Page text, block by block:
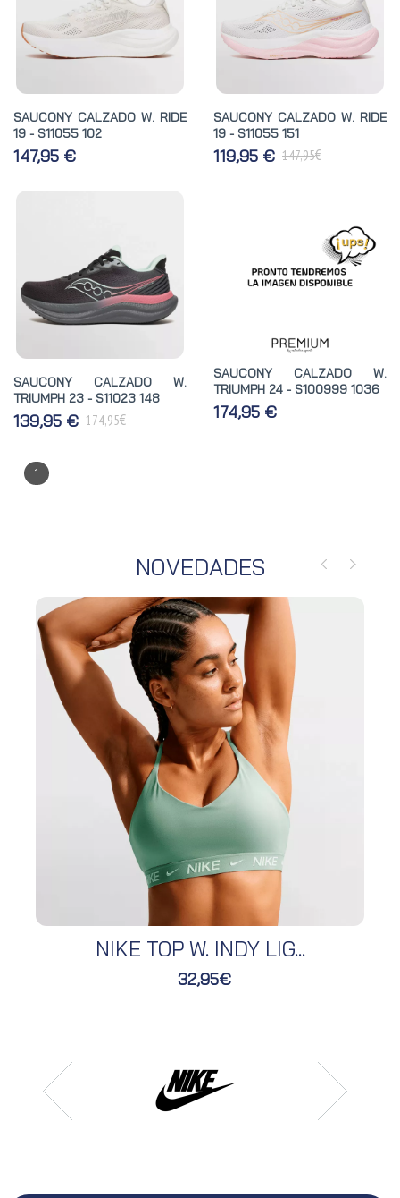
SAUCONY CALZADO W. RIDE
19 - S11055 102
147,95 €
SAUCONY CALZADO W. RIDE
19 - S11055 151
119,95 € 147,95€
SAUCONY CALZADO W.
TRIUMPH 23 - S11023 148
139,95 € 174,95€
SAUCONY CALZADO W.
TRIUMPH 24 - S100999 1036
174,95 €
1
NOVEDADES
NIKE TOP W. INDY LIG...
32,95€